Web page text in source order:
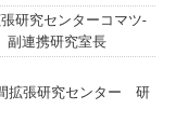
研究センターコマツ-
副連携研究室長
拡張研究センター 研